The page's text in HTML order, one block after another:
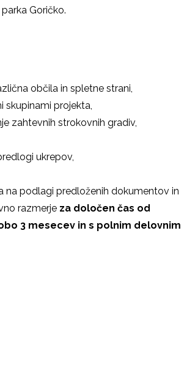
Goričko.
občila in spletne strani,
skupinami projekta,
zahtevnih strokovnih gradiv,
ukrepov,
podlagi predloženih dokumentov in
razmerje za določen čas od
3 mesecev in s polnim delovnim